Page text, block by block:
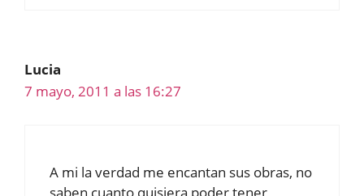
Lucia
7 mayo, 2011 a las 16:27
A mi la verdad me encantan sus obras, no
saben cuanto quisiera poder tener